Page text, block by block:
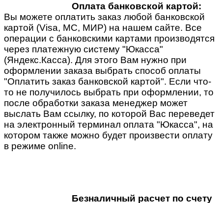
Оплата банковской картой:
Вы можете оплатить заказ любой банковской
картой (Visa, MC, МИР) на нашем сайте. Все
операции с банковскими картами производятся
через платежную систему "Юкасса"
(Яндекс.Касса). Для этого Вам нужно при
оформлении заказа выбрать способ оплаты
"Оплатить заказ банковской картой". Если что-
то не получилось выбрать при оформлении, то
после обработки заказа менеджер может
выслать Вам ссылку, по которой Вас переведет
на электронный терминал оплата "Юкасса", на
котором также можно будет произвести оплату
в режиме online.
Безналичный расчет по счету